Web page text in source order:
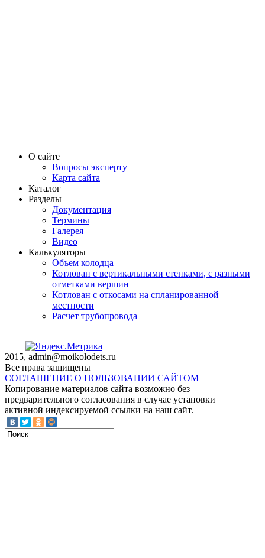
О сайте
Вопросы эксперту
Карта сайта
Каталог
Разделы
Документация
Термины
Галерея
Видео
Калькуляторы
Объем колодца
Котлован с вертикальными стенками, с разными
отметками вершин
Котлован с откосами на спланированной
местности
Расчет трубопровода
2015, admin@moikolodets.ru
Все права защищены
СОГЛАШЕНИЕ О ПОЛЬЗОВАНИИ САЙТОМ
Копирование материалов сайта возможно без
предварительного согласования в случае установки
активной индексируемой ссылки на наш сайт.